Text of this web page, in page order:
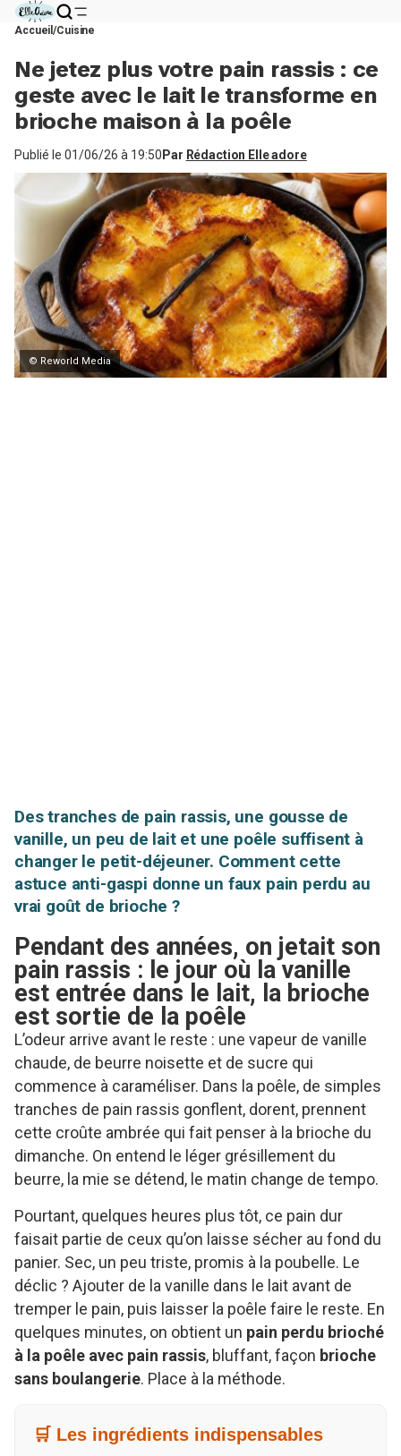
Accueil Cuisine
Ne jetez plus votre pain rassis : ce
geste avec le lait le transforme en
brioche maison à la poêle
Publié le 01/06/26 à 19:50 Par Rédaction Elle adore
© Reworld Media
Des tranches de pain rassis, une gousse de
vanille, un peu de lait et une poêle suffisent à
changer le petit-déjeuner. Comment cette
astuce anti-gaspi donne un faux pain perdu au
vrai goût de brioche ?
Pendant des années, on jetait son
pain rassis : le jour où la vanille
est entrée dans le lait, la brioche
est sortie de la poêle
L’odeur arrive avant le reste : une vapeur de vanille
chaude, de beurre noisette et de sucre qui
commence à caraméliser. Dans la poêle, de simples
tranches de pain rassis gonflent, dorent, prennent
cette croûte ambrée qui fait penser à la brioche du
dimanche. On entend le léger grésillement du
beurre, la mie se détend, le matin change de tempo.
Pourtant, quelques heures plus tôt, ce pain dur
faisait partie de ceux qu’on laisse sécher au fond du
panier. Sec, un peu triste, promis à la poubelle. Le
déclic ? Ajouter de la vanille dans le lait avant de
tremper le pain, puis laisser la poêle faire le reste. En
quelques minutes, on obtient un pain perdu brioché
à la poêle avec pain rassis, bluffant, façon brioche
sans boulangerie. Place à la méthode.
🛒 Les ingrédients indispensables